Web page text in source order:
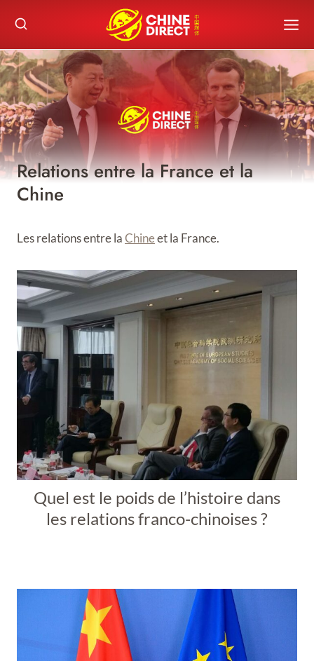
content
Relations entre la France et la
Chine
Les relations entre laChineet la France.
Quel est le poids de l’histoire dans
les relations franco-chinoises ?